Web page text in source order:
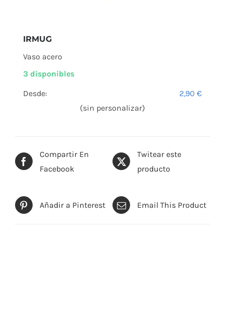
Compartir En
Facebook
Twitear este
producto
Añadir a Pinterest Email This Product
IRMUG
Vaso acero
3 disponibles
Desde: 2,90€
(sin personalizar)